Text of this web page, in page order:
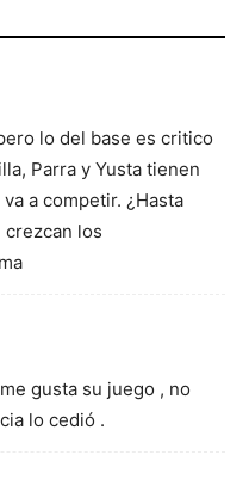
lo del base es critico
Parra y Yusta tienen
a competir. ¿Hasta
crezcan los
gusta su juego , no
lo cedió .